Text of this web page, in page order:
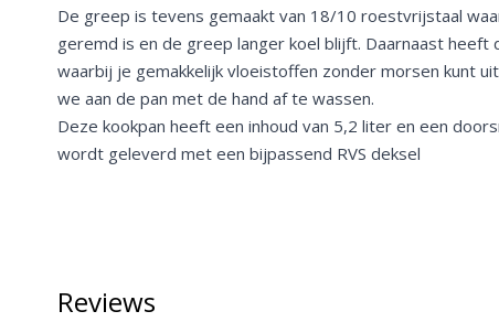
De greep is tevens gemaakt van 18/10 roestvrijstaal
geremd is en de greep langer koel blijft. Daarnaast heeft
waarbij je gemakkelijk vloeistoffen zonder morsen kunt
we aan de pan met de hand af te wassen.
Deze kookpan heeft een inhoud van 5,2 liter en een
wordt geleverd met een bijpassend RVS deksel
Reviews